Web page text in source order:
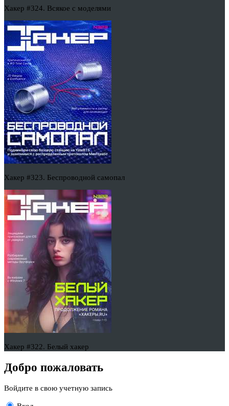
Хакер #324. Всякое с моделями
Хакер #323. Беспроводной самопал
Хакер #322. Белый хакер
Добро пожаловать
Войдите в свою учетную запись